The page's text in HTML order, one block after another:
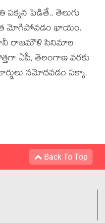
పెడితే.. తెలుగు
మోత మోగిపోవడం ఖాయం.
రాజమౌళి సినిమాల
ఏపీ, తెలంగాణ వరకు
నమోదవడం పక్కా.
Back To Top